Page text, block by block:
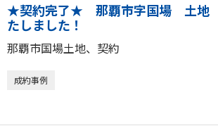
★契約完了★ 那覇市字国場 土地
たしました！
那覇市国場土地、契約
成約事例